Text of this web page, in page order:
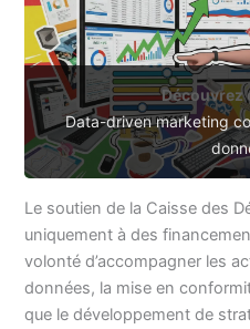
Découvrez
Data-driven marketing
Le soutien de la Caisse des
uniquement à des
volonté d’accompagner les
données, la mise en
que le développement de